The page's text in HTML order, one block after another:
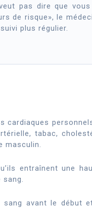
pas dire que vous
de risque», le
plus régulier.
cardiaques
tabac,
masculin.
entraînent une
avant le début